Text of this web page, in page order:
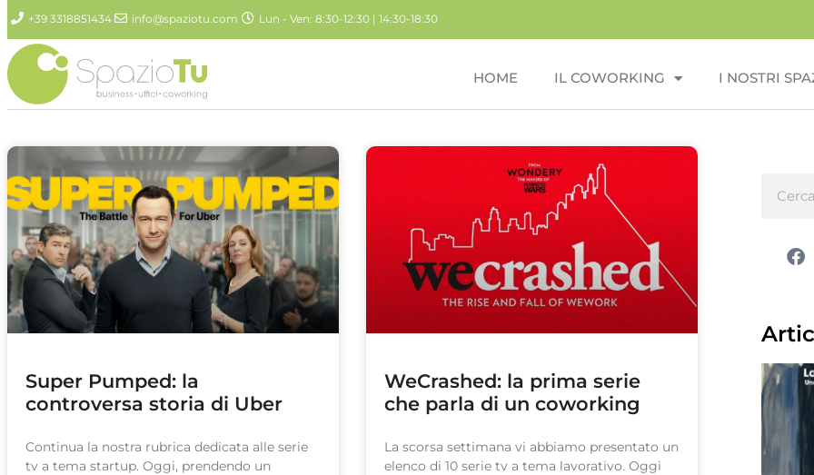
+39 3318851434 info@spaziotu.com Lun - Ven: 8:30-12:30 | 14:30-18:30
HOME IL COWORKING I NOSTRI
Super Pumped: la
controversa storia di Uber
Continua la nostra rubrica dedicata alle serie
tv a tema startup. Oggi, prendendo un
WeCrashed: la prima serie
che parla di un coworking
La scorsa settimana vi abbiamo presentato un
elenco di 10 serie tv a tema lavorativo. Oggi